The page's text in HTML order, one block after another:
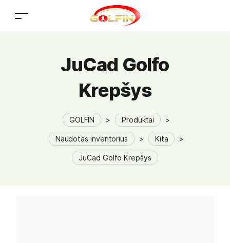
JuCad Golfo
Krepšys
GOLFIN > Produktai >
Naudotas inventorius > Kita >
JuCad Golfo Krepšys